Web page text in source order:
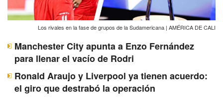
Los rivales en la fase de grupos de la Sudamericana | AMÉRICA DE CALI
Manchester City apunta a Enzo Fernández
para llenar el vacío de Rodri
Ronald Araujo y Liverpool ya tienen acuerdo:
el giro que destrabó la operación